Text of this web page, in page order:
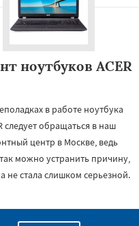
ноутбуков ACER
в работе ноутбука
следует обращаться в наш
центр в Москве, ведь
можно устранить причину,
не стала слишком серьезной.